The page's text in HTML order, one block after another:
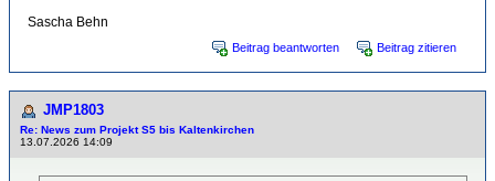
Sascha Behn
Beitrag beantworten Beitrag zitieren
JMP1803
Re: News zum Projekt S5 bis Kaltenkirchen
13.07.2026 14:09